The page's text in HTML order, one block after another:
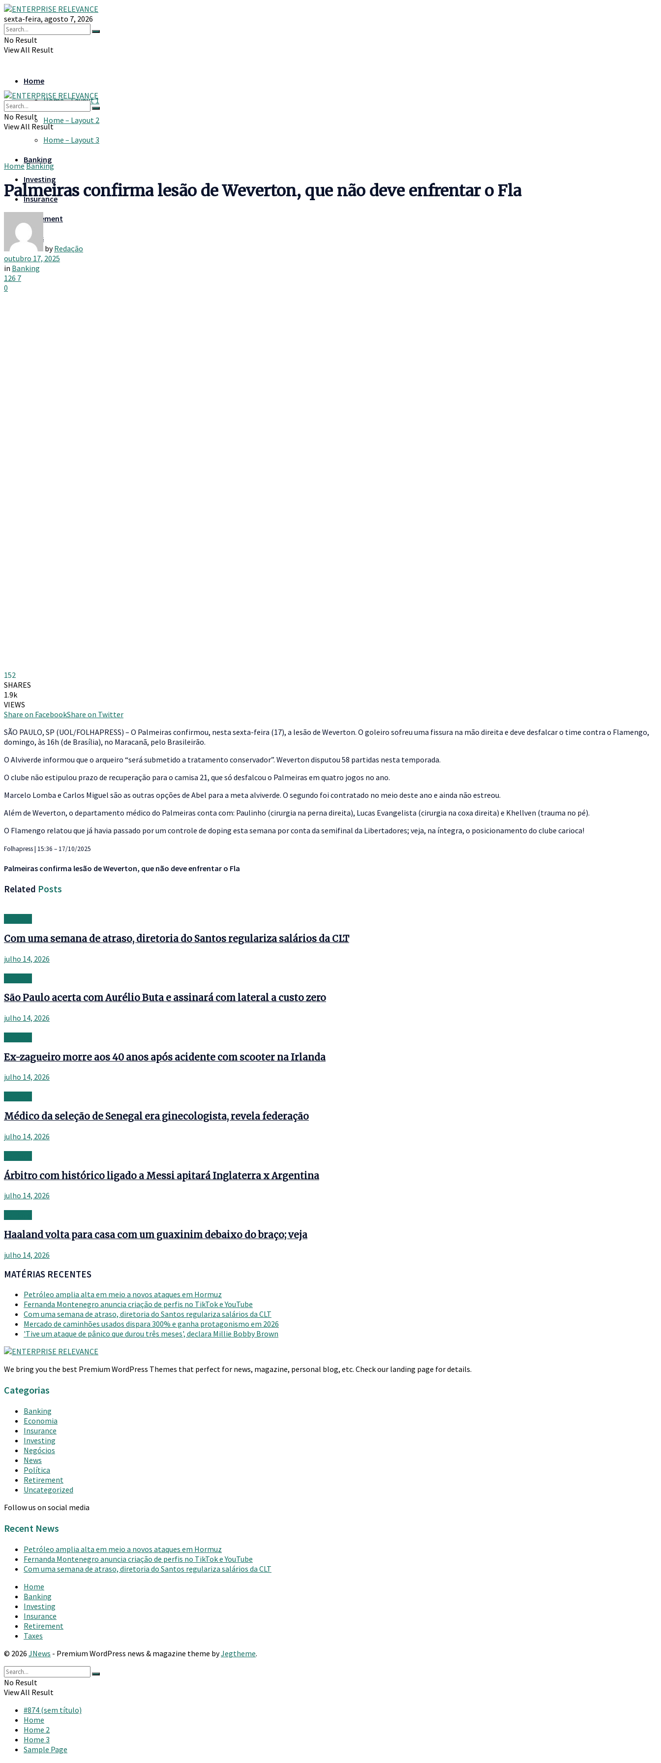
sexta-feira, agosto 7, 2026
No Result
View All Result
Home
Home – Layout 1
Home – Layout 2
Home – Layout 3
Banking
Investing
Insurance
Retirement
Taxes
No Result
View All Result
HomeBanking
Palmeiras confirma lesão de Weverton, que não deve enfrentar o Fla
by Redação
outubro 17, 2025
in Banking
126 7
0
152
SHARES
1.9k
VIEWS
Share on FacebookShare on Twitter
SÃO PAULO, SP (UOL/FOLHAPRESS) – O Palmeiras confirmou, nesta sexta-feira (17), a lesão de Weverton. O goleiro sofreu uma fissura na mão direita e deve desfalcar o time contra o Flamengo,
domingo, às 16h (de Brasília), no Maracanã, pelo Brasileirão.
O Alviverde informou que o arqueiro “será submetido a tratamento conservador”. Weverton disputou 58 partidas nesta temporada.
O clube não estipulou prazo de recuperação para o camisa 21, que só desfalcou o Palmeiras em quatro jogos no ano.
Marcelo Lomba e Carlos Miguel são as outras opções de Abel para a meta alviverde. O segundo foi contratado no meio deste ano e ainda não estreou.
Além de Weverton, o departamento médico do Palmeiras conta com: Paulinho (cirurgia na perna direita), Lucas Evangelista (cirurgia na coxa direita) e Khellven (trauma no pé).
O Flamengo relatou que já havia passado por um controle de doping esta semana por conta da semifinal da Libertadores; veja, na íntegra, o posicionamento do clube carioca!
Folhapress | 15:36 – 17/10/2025
Palmeiras confirma lesão de Weverton, que não deve enfrentar o Fla
Related Posts
Com uma semana de atraso, diretoria do Santos regulariza salários da CLT
julho 14, 2026
São Paulo acerta com Aurélio Buta e assinará com lateral a custo zero
julho 14, 2026
Ex-zagueiro morre aos 40 anos após acidente com scooter na Irlanda
julho 14, 2026
Médico da seleção de Senegal era ginecologista, revela federação
julho 14, 2026
Árbitro com histórico ligado a Messi apitará Inglaterra x Argentina
julho 14, 2026
Haaland volta para casa com um guaxinim debaixo do braço; veja
julho 14, 2026
MATÉRIAS RECENTES
Petróleo amplia alta em meio a novos ataques em Hormuz
Fernanda Montenegro anuncia criação de perfis no TikTok e YouTube
Com uma semana de atraso, diretoria do Santos regulariza salários da CLT
Mercado de caminhões usados dispara 300% e ganha protagonismo em 2026
'Tive um ataque de pânico que durou três meses', declara Millie Bobby Brown
We bring you the best Premium WordPress Themes that perfect for news, magazine, personal blog, etc. Check our landing page for details.
Categorias
Banking
Economia
Insurance
Investing
Negócios
News
Política
Retirement
Uncategorized
Follow us on social media
Recent News
Petróleo amplia alta em meio a novos ataques em Hormuz
Fernanda Montenegro anuncia criação de perfis no TikTok e YouTube
Com uma semana de atraso, diretoria do Santos regulariza salários da CLT
Home
Banking
Investing
Insurance
Retirement
Taxes
© 2026 JNews - Premium WordPress news & magazine theme byJegtheme.
No Result
View All Result
#874 (sem título)
Home
Home 2
Home 3
Sample Page